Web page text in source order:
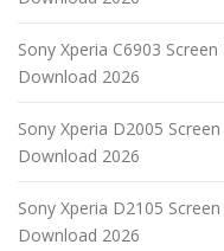
Sony Xperia C6903
Download 2026
Sony Xperia D2005
Download 2026
Sony Xperia D2105
Download 2026